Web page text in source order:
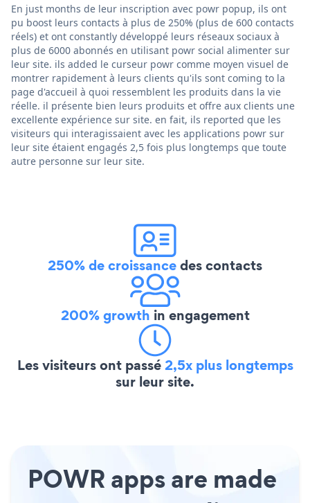
En just months de leur inscription avec powr popup, ils ont
pu boost leurs contacts à plus de 250% (plus de 600 contacts
réels) et ont constantly développé leurs réseaux sociaux à
plus de 6000 abonnés en utilisant powr social alimenter sur
leur site. ils added le curseur powr comme moyen visuel de
montrer rapidement à leurs clients qu'ils sont coming to la
page d'accueil à quoi ressemblent les produits dans la vie
réelle. il présente bien leurs produits et offre aux clients une
excellente expérience sur site. en fait, ils reported que les
visiteurs qui interagissaient avec les applications powr sur
leur site étaient engagés 2,5 fois plus longtemps que toute
autre personne sur leur site.
250% de croissancedes contacts
200% growth in engagement
Les visiteurs ont passé2,5x plus longtemps
sur leur site.
POWR apps are made